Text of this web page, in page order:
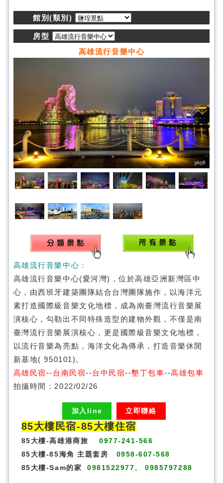
館別(類別)
房型
高雄流行音樂中心
高雄流行音樂中心：
高雄流行音樂中心(愛河灣)，位於高雄亞洲新灣區中
心，由⻄班牙建築團隊結合台灣團隊施作，以海洋元
素打造國際級音樂文化地標，成為南臺灣流行音樂展
演核心，勾勒出不同特殊造型的建物外觀，不僅是南
臺灣流行音樂展演核心，更是國際級音樂文化地標，
以流行音樂為亮點，海洋文化為傳承，打造音樂休閒
新基地( 950101)。
高雄民宿--台南民宿--台中民宿--墾丁包車--高雄包車
拍攝時間：2022/02/26
加入line 立即聯絡
85大樓民宿-85大樓住宿
85大樓-高雄港商旅
0977-241-566
85大樓-85海角 主題套房
0958-607-568
85大樓-Sam的家
0981522977、 0985797288